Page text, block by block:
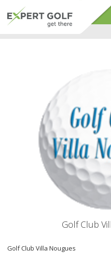
Golf Club
Golf Club Villa Nougues